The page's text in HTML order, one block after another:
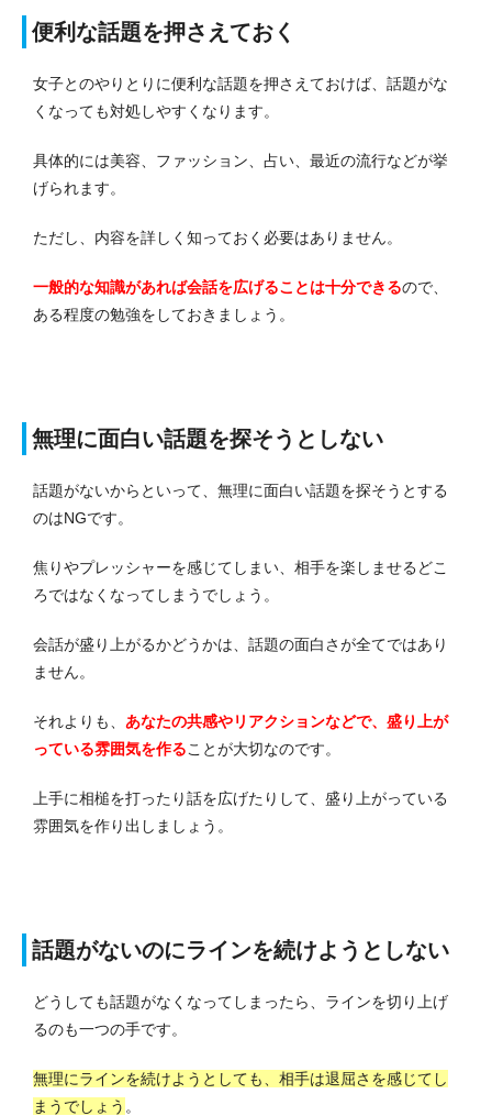
便利な話題を押さえておく
女子とのやりとりに便利な話題を押さえておけば、話題がな
くなっても対処しやすくなります。
具体的には美容、ファッション、占い、最近の流行などが挙
げられます。
ただし、内容を詳しく知っておく必要はありません。
一般的な知識があれば会話を広げることは十分できるので、
ある程度の勉強をしておきましょう。
無理に面白い話題を探そうとしない
話題がないからといって、無理に面白い話題を探そうとする
のはNGです。
焦りやプレッシャーを感じてしまい、相手を楽しませるどこ
ろではなくなってしまうでしょう。
会話が盛り上がるかどうかは、話題の面白さが全てではあり
ません。
それよりも、 あなたの共感やリアクションなどで、盛り上が
っている雰囲気を作ることが大切なのです。
上手に相槌を打ったり話を広げたりして、盛り上がっている
雰囲気を作り出しましょう。
話題がないのにラインを続けようとしない
どうしても話題がなくなってしまったら、ラインを切り上げ
るのも一つの手です。
無理にラインを続けようとしても、相手は退屈さを感じてし
まうでしょう 。